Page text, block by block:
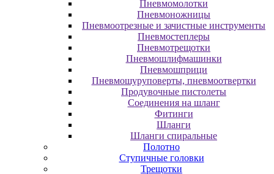
Пневмомолотки
Пневмоножницы
Пневмоотрезные и зачистные инструменты
Пневмостеплеры
Пневмотрещотки
Пневмошлифмашинки
Пневмошприци
Пневмошуруповерты, пневмоотвертки
Продувочные пистолеты
Соединения на шланг
Фитинги
Шланги
Шланги спиральные
Полотно
Ступичные головки
Трещотки